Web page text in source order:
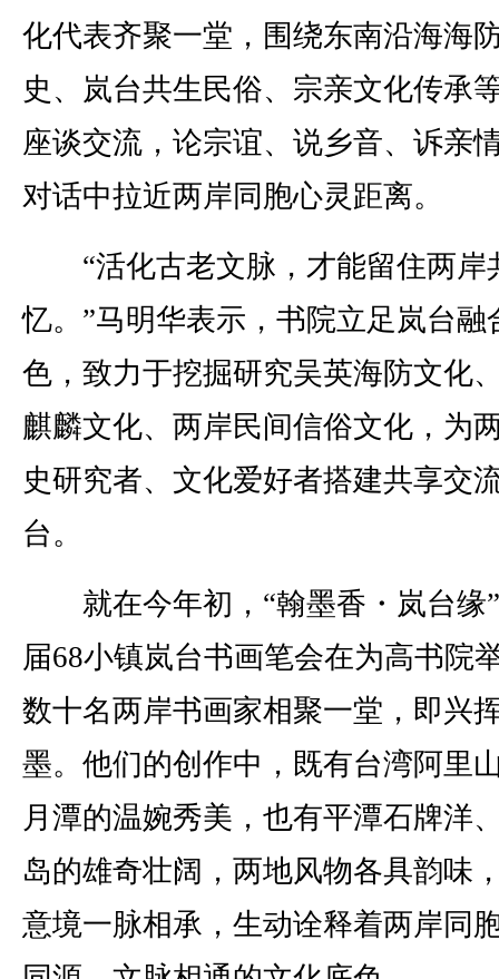
化代表齐聚一堂，围绕东南沿海海
史、岚台共生民俗、宗亲文化传承
座谈交流，论宗谊、说乡音、诉亲
对话中拉近两岸同胞心灵距离。
“活化古老文脉，才能留住两岸
忆。”马明华表示，书院立足岚台融
色，致力于挖掘研究吴英海防文化
麒麟文化、两岸民间信俗文化，为
史研究者、文化爱好者搭建共享交
台。
就在今年初，“翰墨香・岚台缘
届68小镇岚台书画笔会在为高书院
数十名两岸书画家相聚一堂，即兴
墨。他们的创作中，既有台湾阿里
月潭的温婉秀美，也有平潭石牌洋
岛的雄奇壮阔，两地风物各具韵味
意境一脉相承，生动诠释着两岸同